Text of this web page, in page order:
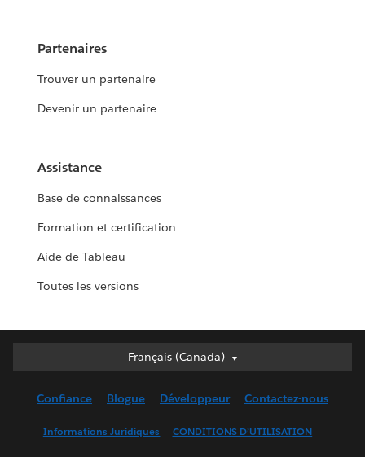
Partenaires
Trouver un partenaire
Devenir un partenaire
Assistance
Base de connaissances
Formation et certification
Aide de Tableau
Toutes les versions
Français (Canada)
Français (Canada)
English (UK)
Confiance Blogue Développeur Contactez-nous
Informations Juridiques CONDITIONS D’UTILISATION